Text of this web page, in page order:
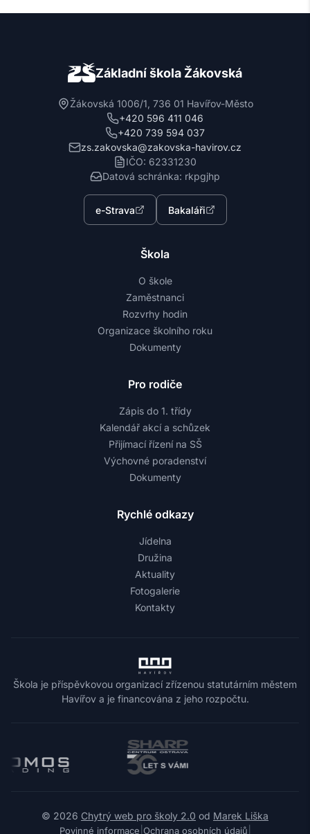
Základní škola Žákovská
Žákovská 1006/1, 736 01 Havířov-Město
+420 596 411 046
+420 739 594 037
zs.zakovska@zakovska-havirov.cz
IČO: 62331230
Datová schránka: rkpgjhp
e-Strava Bakaláři
Škola
O škole
Zaměstnanci
Rozvrhy hodin
Organizace školního roku
Dokumenty
Pro rodiče
Zápis do 1. třídy
Kalendář akcí a schůzek
Přijímací řízení na SŠ
Výchovné poradenství
Dokumenty
Rychlé odkazy
Jídelna
Družina
Aktuality
Fotogalerie
Kontakty
Škola je příspěvkovou organizací zřízenou statutárním městem
Havířov a je financována z jeho rozpočtu.
© 2026 Chytrý web pro školy 2.0 od Marek Liška
Povinné informace Ochrana osobních údajů